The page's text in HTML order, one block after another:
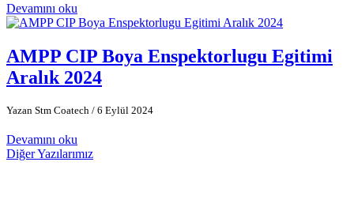
Devamını oku
AMPP CIP Boya Enspektorlugu Egitimi
Aralık 2024
Yazan Stm Coatech / 6 Eylül 2024
Devamını oku
Diğer Yazılarımız